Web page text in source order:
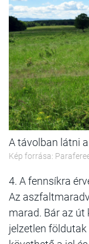
A távolban látni
Kép forrása:
4. A fennsíkra
Az
marad. Bár az út
jelzetlen